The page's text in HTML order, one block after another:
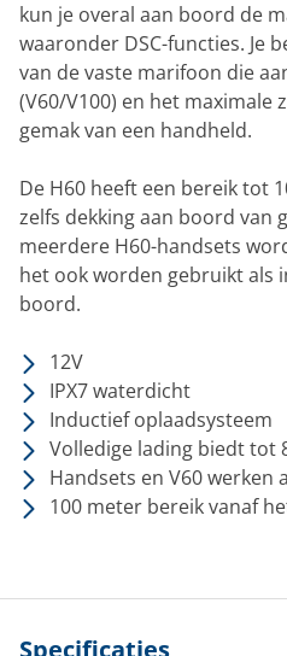
kun je overal aan boord de
waaronder DSC-functies. Je
van de vaste marifoon die
(V60/V100) en het maximale
gemak van een handheld.
De H60 heeft een bereik tot
zelfs dekking aan boord van
meerdere H60-handsets
het ook worden gebruikt als
boord.
12V
IPX7 waterdicht
Inductief oplaadsysteem
Volledige lading biedt tot
Handsets en V60
100 meter bereik vanaf
Specificaties